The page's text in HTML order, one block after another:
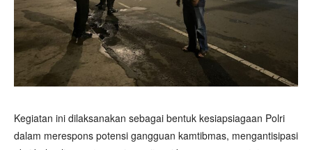
Kegiatan ini dilaksanakan sebagai bentuk kesiapsiagaan Polri
dalam merespons potensi gangguan kamtibmas, mengantisipasi